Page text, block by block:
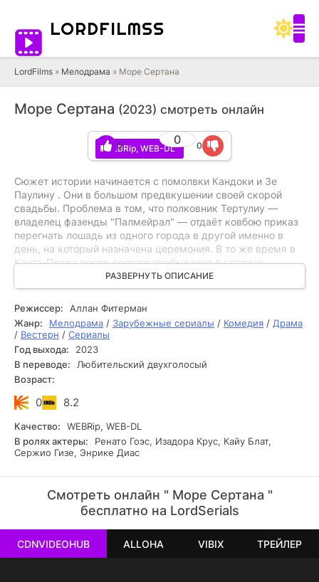
LORDFILMSS
LordFilms » Мелодрама » Море Сертана
Море Сертана (2023) смотреть онлайн
WEBRip, WEB-DL
0
0 0
Сюжет истории начинается с помолвки Кандоки и Зе
Паулину . Они в большом предвкушении своей скорой
свадьбы. Проблема в том, что полковник Тертулиу —
владелец фазенды "Палмейрал" — отдаёт ковбою приказ
перегнать лошадь из одного города в другой именно в
день, на который назначена церемония. В то же время в
Канта-Педра после долгого пребывания в столице
возвращается Тертулинью . Он вновь встречает Кандоку и
немедленно влюбляется в неё. И даже зная, что она
помолвлена с Зе Паулину, Тертулинью пытается добиться
своего. Судьба вносит свои коррективы: полковник
Тертулиу советует сыну сопровождать Зе Паулину, но
сильнейший ливень способствует несчастному случаю.
Тертулинью удаётся спастись, а Зе Паулину объявляют
мёртвым.
РАЗВЕРНУТЬ ОПИСАНИЕ
Режиссер:
Аллан Фитерман
Жанр:
Мелодрама / Зарубежные сериалы / Комедия / Драма
/ Вестерн / Сериалы
Год выхода:
2023
В переводе:
Любительский двухголосый
Возраст:
0 8.2
Качество:
WEBRip, WEB-DL
В ролях актеры:
Ренато Гоэс, Изадора Крус, Кайу Блат,
Сержио Гизе, Энрике Диас
Смотреть онлайн " Море Сертана "
бесплатно на LordSerials
РЕКЛАМА
РЕКЛАМА
РЕКЛАМА
РЕКЛАМА
РЕКЛАМА
CDNVIDEOHUB ALLOHA VIBIX ТРЕЙЛЕР